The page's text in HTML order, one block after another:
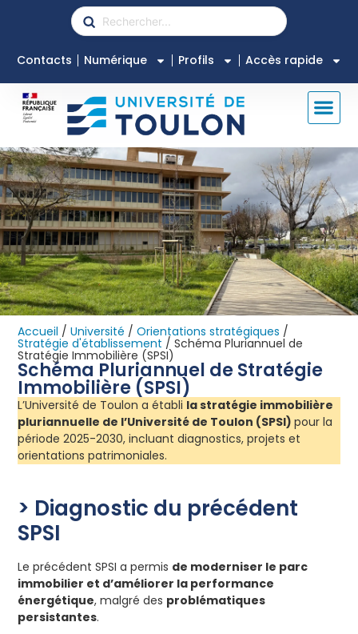
Contacts Numérique Profils Accès rapide
Accueil /Université /Orientations stratégiques /
Stratégie d'établissement /Schéma Pluriannuel de
Stratégie Immobilière (SPSI)
Schéma Pluriannuel de Stratégie
Immobilière (SPSI)
L’Université de Toulon a établi la stratégie immobilière
pluriannuelle de l’Université de Toulon (SPSI)pour la
période 2025-2030, incluant diagnostics, projets et
orientations patrimoniales.
> Diagnostic du précédent
SPSI
Le précédent SPSI a permis de moderniser le parc
immobilier et d’améliorer la performance
énergétique, malgré des problématiques
persistantes.